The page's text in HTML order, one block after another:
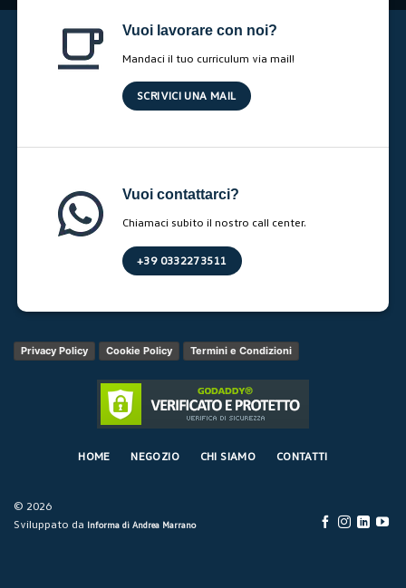
Vuoi lavorare con noi?
Mandaci il tuo curriculum via mail!
SCRIVICI UNA MAIL
Vuoi contattarci?
Chiamaci subito il nostro call center.
+39 0332273511
Privacy Policy Cookie Policy Termini e Condizioni
© 2026
Sviluppato da Informa di Andrea Marrano
HOME NEGOZIO CHI SIAMO CONTATTI